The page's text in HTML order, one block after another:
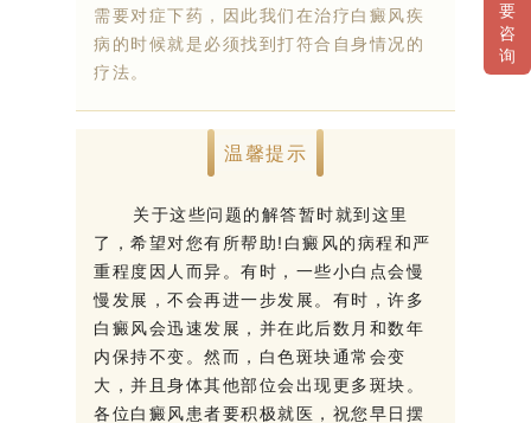
需要对症下药，因此我们在治疗白癜风疾
病的时候就是必须找到打符合自身情况的
疗法。
温馨提示
关于这些问题的解答暂时就到这里
了，希望对您有所帮助!白癜风的病程和严
重程度因人而异。有时，一些小白点会慢
慢发展，不会再进一步发展。有时，许多
白癜风会迅速发展，并在此后数月和数年
内保持不变。然而，白色斑块通常会变
大，并且身体其他部位会出现更多斑块。
各位白癜风患者要积极就医，祝您早日摆
要
咨
询